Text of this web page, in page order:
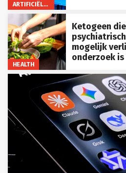
ARTIFICIËLE INTELLIGENTIE
HEALTH
Ketogeen
mogelijk
onderzoek